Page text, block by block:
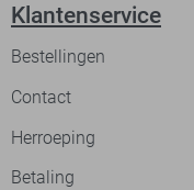
Klantenservice
Bestellingen
Contact
Herroeping
Betaling